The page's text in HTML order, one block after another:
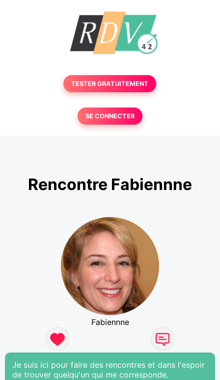
TESTER GRATUITEMENT
SE CONNECTER
Rencontre Fabiennne
Fabiennne
Je suis ici pour faire des rencontres et dans l'espoir
de trouver quelqu'un qui me corresponde.